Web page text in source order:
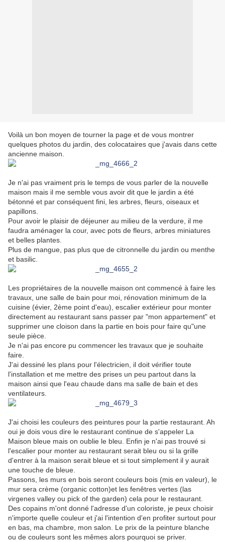
Voilà un bon moyen de tourner la page et de vous montrer
quelques photos du jardin, des colocataires que j'avais dans cette
ancienne maison.
Je n'ai pas vraiment pris le temps de vous parler de la nouvelle
maison mais il me semble vous avoir dit que le jardin a été
bétonné et par conséquent fini, les arbres, fleurs, oiseaux et
papillons.
Pour avoir le plaisir de déjeuner au milieu de la verdure, il me
faudra aménager la cour, avec pots de fleurs, arbres miniatures
et belles plantes.
Plus de mangue, pas plus que de citronnelle du jardin ou menthe
et basilic.
Les propriétaires de la nouvelle maison ont commencé à faire les
travaux, une salle de bain pour moi, rénovation minimum de la
cuisine (évier, 2ème point d'eau), escalier extérieur pour monter
directement au restaurant sans passer par "mon appartement" et
supprimer une cloison dans la partie en bois pour faire qu"une
seule pièce.
Je n'ai pas encore pu commencer les travaux que je souhaite
faire.
J'ai dessiné les plans pour l'électricien, il doit vérifier toute
l'installation et me mettre des prises un peu partout dans la
maison ainsi que l'eau chaude dans ma salle de bain et des
ventilateurs.
J'ai choisi les couleurs des peintures pour la partie restaurant. Ah
oui je dois vous dire le restaurant continue de s'appeler La
Maison bleue mais on oublie le bleu. Enfin je n'ai pas trouvé si
l'escalier pour monter au restaurant serait bleu ou si la grille
d'entrer à la maison serait bleue et si tout simplement il y aurait
une touche de bleue.
Passons, les murs en bois seront couleurs bois (mis en valeur), le
mur sera crème (organic cotton)et les fenêtres vertes (las
virgenes valley ou pick of the garden) cela pour le restaurant.
Des copains m'ont donné l'adresse d'un coloriste, je peux choisir
n'importe quelle couleur et j'ai l'intention d'en profiter surtout pour
en bas, ma chambre, mon salon. Le prix de la peinture blanche
ou de couleurs sont les mêmes alors pourquoi se priver.